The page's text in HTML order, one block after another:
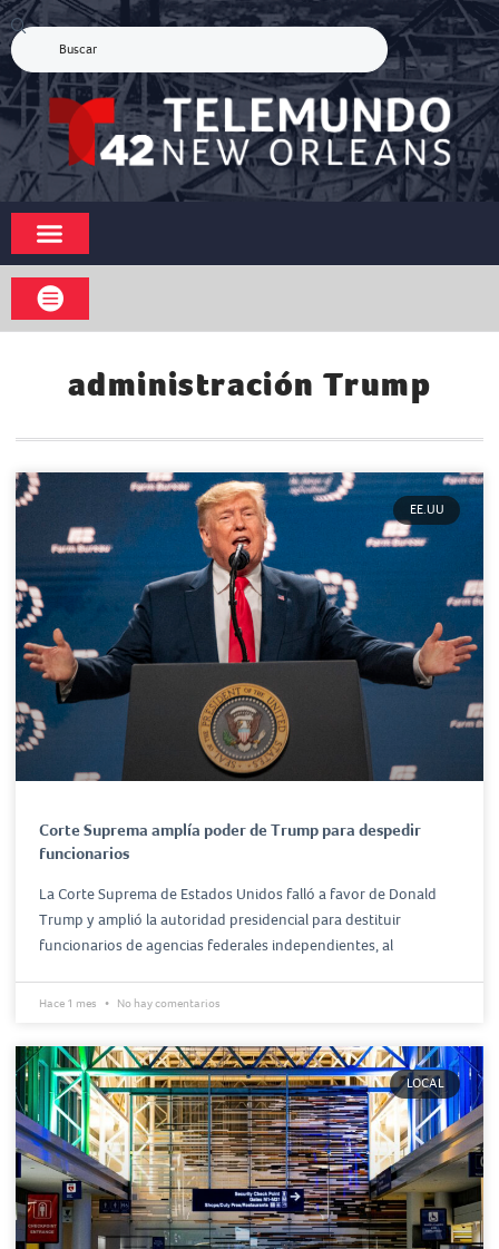
administración Trump
EE.UU
Corte Suprema amplía poder de Trump para despedir
funcionarios
La Corte Suprema de Estados Unidos falló a favor de Donald
Trump y amplió la autoridad presidencial para destituir
funcionarios de agencias federales independientes, al
Hace 1 mes No hay comentarios
LOCAL